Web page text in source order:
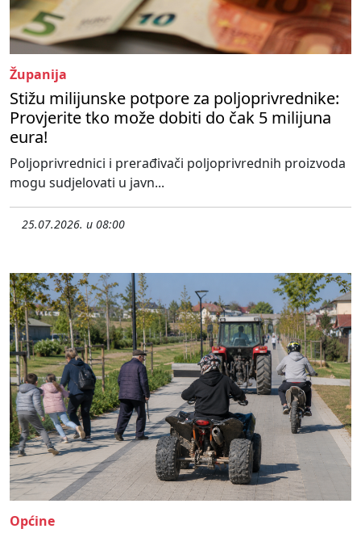
Županija
Stižu milijunske potpore za poljoprivrednike:
Provjerite tko može dobiti do čak 5 milijuna
eura!
Poljoprivrednici i prerađivači poljoprivrednih proizvoda
mogu sudjelovati u javn...
25.07.2026. u 08:00
Općine